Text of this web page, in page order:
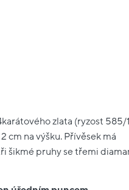
zlata (ryzost
cm na výšku. Přívěsek má
šikmé pruhy se třemi